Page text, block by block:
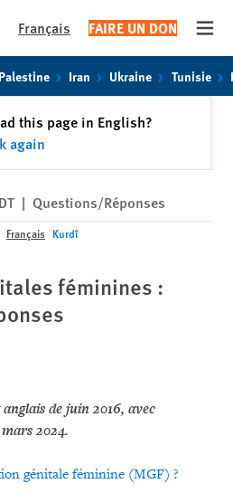
Français FAIRE UN DON
Iran Ukraine Tunisie
this page in English?
again
| Questions/Réponses
Français Kurdî
féminines :
via Partagez
de juin 2016, avec
2024.
génitale féminine (MGF) ?